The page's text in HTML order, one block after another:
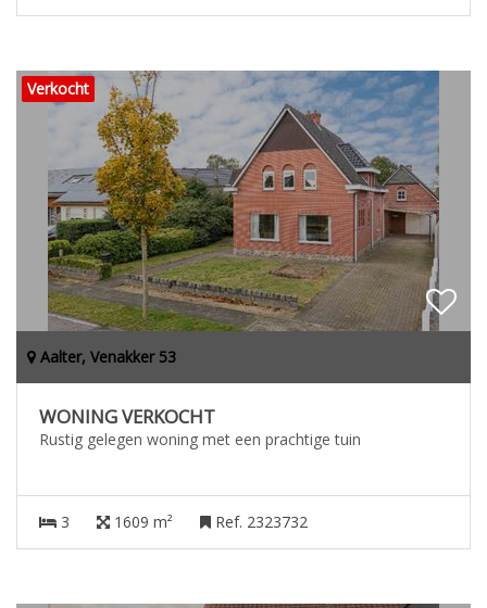
Verkocht
Aalter, Venakker 53
WONING VERKOCHT
Rustig gelegen woning met een prachtige tuin
3 1609 m² Ref. 2323732